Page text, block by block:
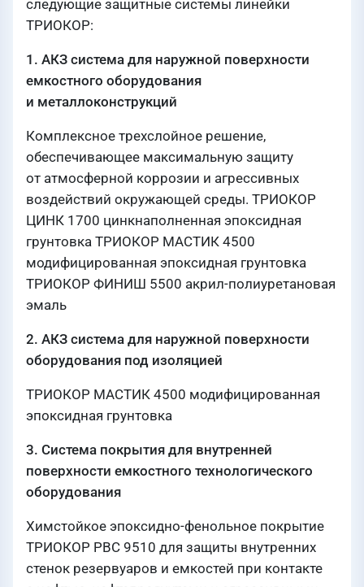
следующие защитные системы линейки
ТРИОКОР:
1. АКЗ система для наружной поверхности
емкостного оборудования
и металлоконструкций
Комплексное трехслойное решение,
обеспечивающее максимальную защиту
от атмосферной коррозии и агрессивных
воздействий окружающей среды. ТРИОКОР
ЦИНК 1700 цинкнаполненная эпоксидная
грунтовка ТРИОКОР МАСТИК 4500
модифицированная эпоксидная грунтовка
ТРИОКОР ФИНИШ 5500 акрил-полиуретановая
эмаль
2. АКЗ система для наружной поверхности
оборудования под изоляцией
ТРИОКОР МАСТИК 4500 модифицированная
эпоксидная грунтовка
3. Система покрытия для внутренней
поверхности емкостного технологического
оборудования
Химстойкое эпоксидно-фенольное покрытие
ТРИОКОР РВС 9510 для защиты внутренних
стенок резервуаров и емкостей при контакте